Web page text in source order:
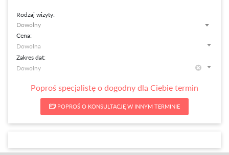
Rodzaj wizyty:
Dowolny
Cena:
Zakres dat:
Poproś specjalistę o dogodny dla Ciebie termin
POPROŚ O KONSULTACJĘ W INNYM TERMINIE